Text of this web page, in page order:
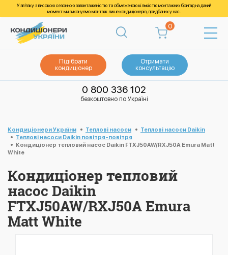
У зв’язку з високою сезонною завантаженістю та обмеженою кількістю монтажних бригад на даний
момент ми виконуємо монтаж лише кондиціонерів, придбаних у нас.
0
Підібрати
кондиціонер
Отримати
консультацію
0 800 336 102
безкоштовно по Україні
Кондиціонери України Теплові насоси
Теплові насоси Daikin
Теплові насоси Daikin повітря-повітря
Кондиціонер тепловий насос Daikin FTXJ50AW/RXJ50A Emura Matt
White
Кондиціонер тепловий
насос Daikin
FTXJ50AW/RXJ50A Emura
Matt White